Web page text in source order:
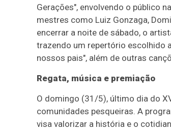
Gerações", envolvendo o público
mestres como Luiz Gonzaga,
encerrar a noite de sábado, o
trazendo um repertório escolhido
nossos pais", além de outras
Regata, música e premiação
O domingo (31/5), último dia do
comunidades pesqueiras. A
visa valorizar a história e o